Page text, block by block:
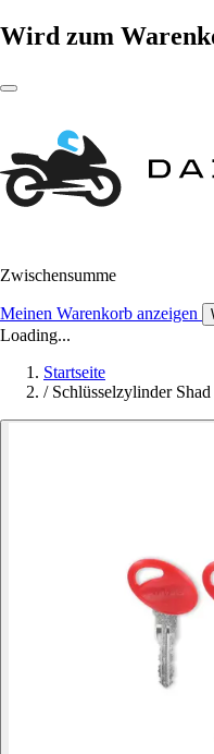
Wird zum
Zwischensumme
Meinen Warenkorb anzeigen
Loading...
Startseite
/ Schlüsselzylinder Shad